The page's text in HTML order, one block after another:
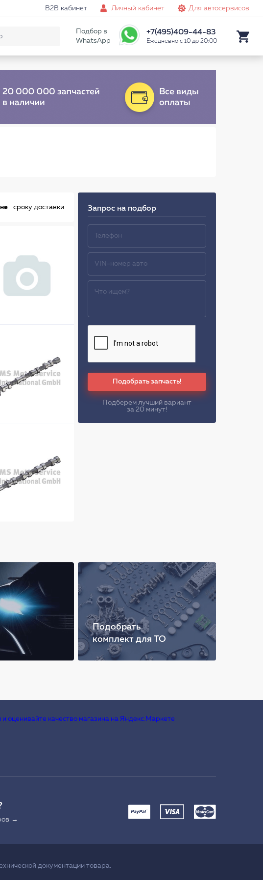
B2B кабинет Личный кабинет Для автосервисов
Подбор в
WhatsApp
+7(495)409-44-83
Ежедневно с 10 до 20:00
сроку доставки Запрос на подбор
Подобрать запчасть!
Подберем лучший вариант
за 20 минут!
Подобрать
комплект для ТО
→
документации товара.